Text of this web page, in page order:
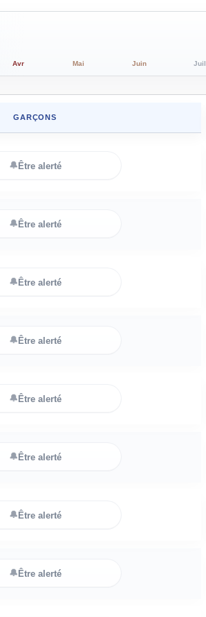
Avr Mai Juin Juil
GARÇONS
🔔Être alerté
🔔Être alerté
🔔Être alerté
🔔Être alerté
🔔Être alerté
🔔Être alerté
🔔Être alerté
🔔Être alerté